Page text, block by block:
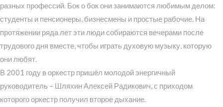
разных профессий. Бок о бок они занимаются любимым делом:
студенты и пенсионеры, бизнесмены и простые рабочие. На
протяжении ряда лет эти люди собираются вечерами после
трудового дня вместе, чтобы играть духовую музыку, которую
они любят.
В 2001 году в оркестр пришёл молодой энергичный
руководитель – Шляхин Алексей Радикович, с приходом
которого оркестр получил второе дыхание.